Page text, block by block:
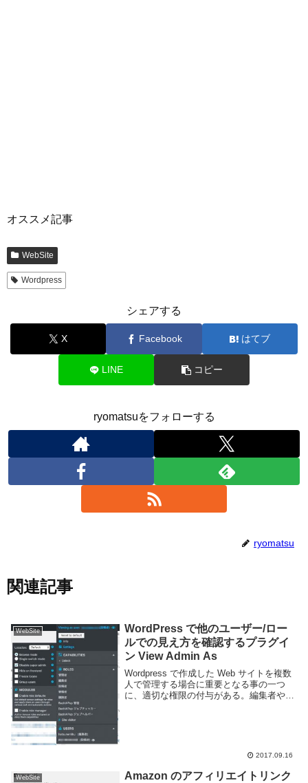
オススメ記事
WebSite
Wordpress
シェアする
X Facebook はてブ
LINE コピー
ryomatsuをフォローする
ryomatsu
関連記事
WebSite
WordPress で他のユーザー/ロー
ルでの見え方を確認するプラグイ
ン View Admin As
Wordpress で作成した Web サイトを複数
人で管理する場合に重要となる事の一つ
に、適切な権限の付与がある。編集者や寄
2017.09.16
WebSite
Amazon のアフィリエイトリンク